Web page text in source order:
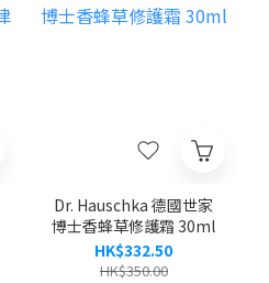
Dr. Hauschka 德國世家
博士香蜂草修護霜 30ml
HK$332.50
HK$350.00